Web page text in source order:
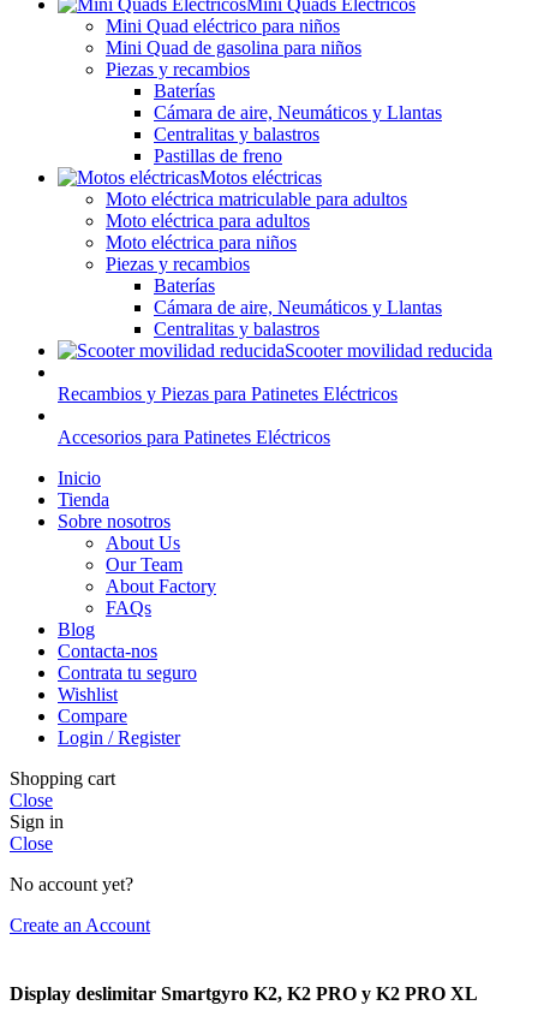
Mini Quad eléctrico para niños
Mini Quad de gasolina para niños
Piezas y recambios
Baterías
Cámara de aire, Neumáticos y Llantas
Centralitas y balastros
Pastillas de freno
Motos eléctricas
Moto eléctrica matriculable para adultos
Moto eléctrica para adultos
Moto eléctrica para niños
Piezas y recambios
Baterías
Cámara de aire, Neumáticos y Llantas
Centralitas y balastros
Scooter movilidad reducida
Recambios y Piezas para Patinetes Eléctricos
Accesorios para Patinetes Eléctricos
Inicio
Tienda
Sobre nosotros
About Us
Our Team
About Factory
FAQs
Blog
Contacta-nos
Contrata tu seguro
Wishlist
Compare
Login / Register
Shopping cart
Close
Sign in
Close
No account yet?
Create an Account
Display deslimitar Smartgyro K2, K2 PRO y K2 PRO XL